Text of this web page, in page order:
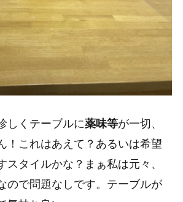
しくテーブルに薬味等が一切、
！ これはあえて？ あるいは希望
スタイルかな？ まぁ私は元々、
ので問題なしです。テーブルが